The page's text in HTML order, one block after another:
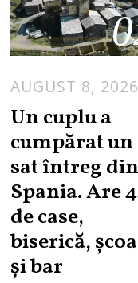
AUGUST 8, 2026
Un cuplu a
cumpărat un
sat întreg din
Spania. Are
de case,
biserică,
și bar